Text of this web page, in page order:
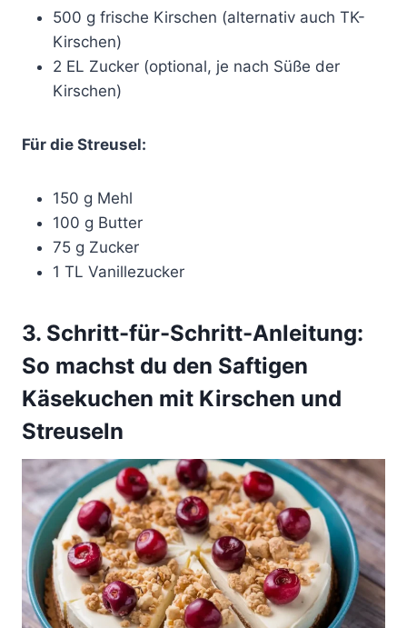
500 g frische Kirschen (alternativ auch TK-
Kirschen)
2 EL Zucker (optional, je nach Süße der
Kirschen)
Für die Streusel:
150 g Mehl
100 g Butter
75 g Zucker
1 TL Vanillezucker
3. Schritt-für-Schritt-Anleitung:
So machst du den Saftigen
Käsekuchen mit Kirschen und
Streuseln